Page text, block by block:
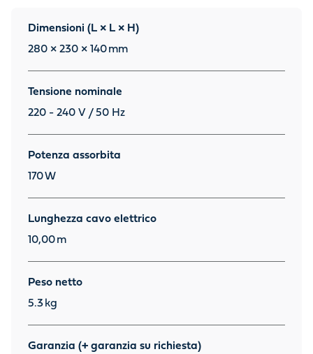
Dimensioni (L × L × H)
280 × 230 × 140 mm
Tensione nominale
220 - 240 V / 50 Hz
Potenza assorbita
170W
Lunghezza cavo elettrico
10,00 m
Peso netto
5.3 kg
Garanzia (+ garanzia su richiesta)